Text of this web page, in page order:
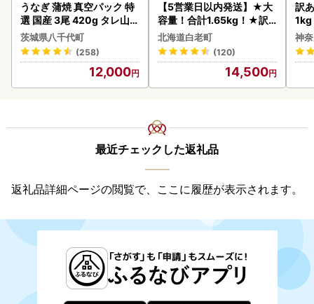
うなぎ 蒲焼 真空パック 特
選 国産 3尾 420g タレ山椒
付き うな重 ひつまぶし 訳
あり 茨城 ウナギ 鰻 個包装
人気 美味しい 小分け 八千
茨城県八千代町
(258)
12,000
【5営業日以内発送】★大
容量！合計1.65kg！★訳
あり・牛の里ビーフハンバ
ーグ(110ｇ5枚入）×3 AG
058
北海道白老町
(120)
14,500
訳
1kg
神
最近チェックした返礼品
返礼品詳細ページの閲覧で、ここに履歴が表示されます。